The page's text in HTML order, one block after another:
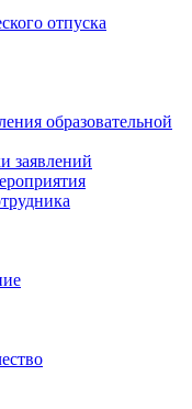
отпуска
образовательной
заявлений